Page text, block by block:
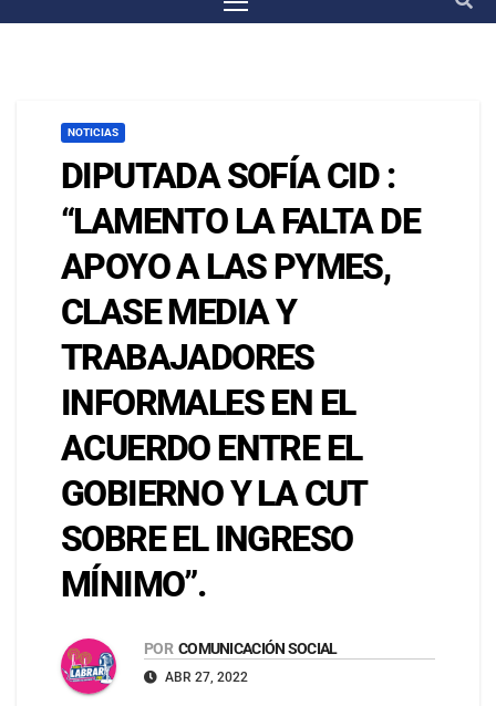
NOTICIAS
DIPUTADA SOFÍA CID :
“LAMENTO LA FALTA DE
APOYO A LAS PYMES,
CLASE MEDIA Y
TRABAJADORES
INFORMALES EN EL
ACUERDO ENTRE EL
GOBIERNO Y LA CUT
SOBRE EL INGRESO
MÍNIMO”.
POR COMUNICACIÓN SOCIAL
ABR 27, 2022